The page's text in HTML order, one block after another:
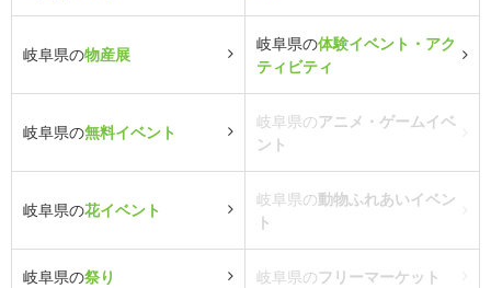
岐阜県の物産展
岐阜県の体験イベント・アク
ティビティ
岐阜県の無料イベント
岐阜県のアニメ・ゲームイベ
ント
岐阜県の花イベント
岐阜県の動物ふれあいイベン
ト
岐阜県の祭り 岐阜県のフリーマーケット